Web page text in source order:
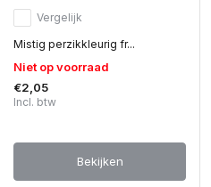
Vergelijk
Mistig perzikkleurig fr...
Niet op voorraad
€2,05
Incl. btw
Bekijken